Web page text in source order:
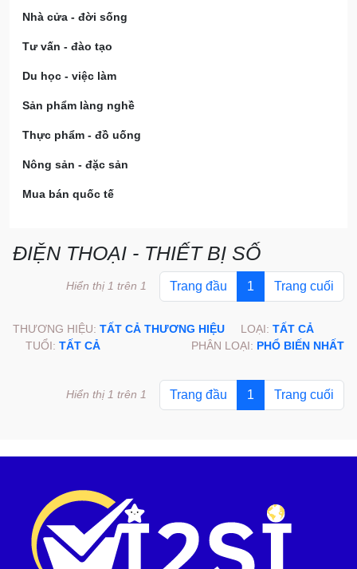
Nhà cửa - đời sống
Tư vấn - đào tạo
Du học - việc làm
Sản phẩm làng nghề
Thực phẩm - đồ uống
Nông sản - đặc sản
Mua bán quốc tế
ĐIỆN THOẠI - THIẾT BỊ SỐ
Trang đầu 1 Trang cuối
Hiển thị 1 trên 1
THƯƠNG HIỆU: TẤT CẢ THƯƠNG HIỆU LOẠI: TẤT CẢ
TUỔI: TẤT CẢ PHÂN LOẠI: PHỔ BIẾN NHẤT
Trang đầu 1 Trang cuối
Hiển thị 1 trên 1